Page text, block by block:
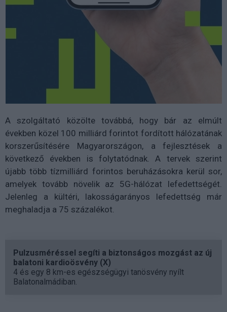
A szolgáltató közölte továbbá, hogy bár az elmúlt
években közel 100 milliárd forintot fordított hálózatának
korszerűsítésére Magyarországon, a fejlesztések a
következő években is folytatódnak. A tervek szerint
újabb több tízmilliárd forintos beruházásokra kerül sor,
amelyek tovább növelik az 5G-hálózat lefedettségét.
Jelenleg a kültéri, lakosságarányos lefedettség már
meghaladja a 75 százalékot.
Pulzusméréssel segíti a biztonságos mozgást az új
balatoni kardioösvény (X)
4 és egy 8 km-es egészségügyi tanösvény nyílt
Balatonalmádiban.